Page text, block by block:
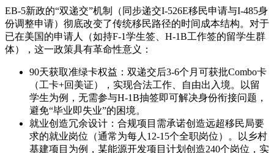
EB-5新政的“双递交”机制（同步递交I-526E移民申请与I-485身
份调整申请）彻底改变了传统移民路径的时间成本结构。对于
已在美国的申请人（如持F-1学生签、H-1B工作签的留学生群
体），这一政策具有革命性意义：
90天获取准绿卡权益：双递交后3-6个月可获批Combo卡
（工卡+回美证），实现合法工作、自由出入境。以留
学生为例，无需参与H-1B抽签即可解决身份衔接问题，
避免“毕业即失业”的困境。
就业创造冗余设计：合规项目需承诺创造远超移民局要
求的就业岗位（通常为每人12-15个全职岗位）。以乡村
基建项目为例，某能源开发项目计划创造240个岗位，实